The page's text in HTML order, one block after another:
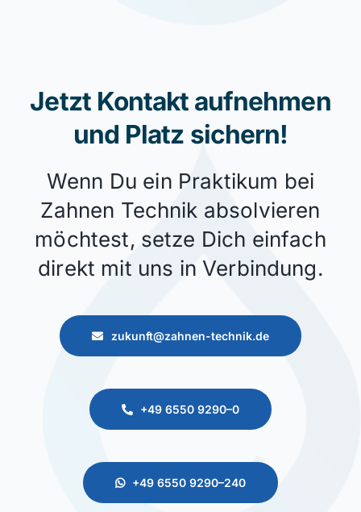
Jetzt Kontakt aufnehmen
und Platz sichern!
Wenn Du ein Praktikum bei
Zahnen Technik absolvieren
möchtest, setze Dich einfach
direkt mit uns in Verbindung.
zukunft@zahnen-technik.de
+49 6550 9290–0
+49 6550 9290–240